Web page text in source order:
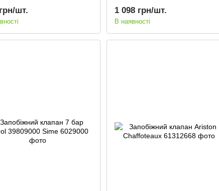
шт. 1 098 грн/шт.
В наявності